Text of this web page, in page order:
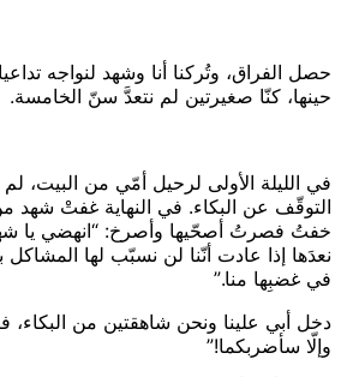
حصل الفراق، وتُركنا أنا وشهد لنواجه
حينها، كنّا صغيرتين لم نتعدَّ سنّ الخامسة.
في الليلة الأولى لرحيل أمّي من البيت،
التوقّف عن البكاء. في النهاية غفتْ شهد
خفتُ فصرتُ أصحّيها وأصرخ: “انهضي يا
نعدَها إذا عادت أنّنا لن نسبّب لها المشاكل
في غضبِها منا.”
دخل أبي علينا ونحن شاهقتين من البكاء،
وإلّا سأضربكما!”